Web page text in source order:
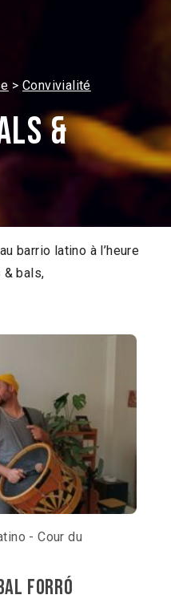
Convivialité
&
barrio latino à l’heure
& bals,
- Cour du
Forró